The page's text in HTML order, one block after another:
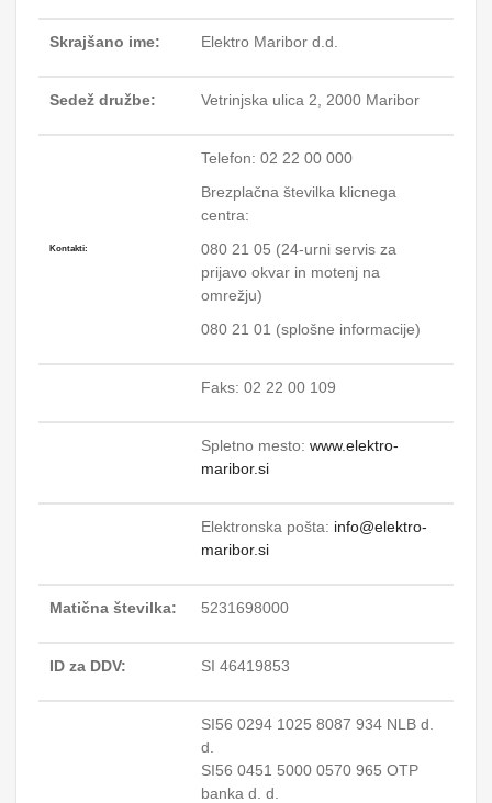
Skrajšano ime: Elektro Maribor d.d.
Sedež družbe: Vetrinjska ulica 2, 2000 Maribor
Kontakti:
Telefon: 02 22 00 000
Brezplačna številka klicnega
centra:
080 21 05 (24-urni servis za
prijavo okvar in motenj na
omrežju)
080 21 01 (splošne informacije)
Faks: 02 22 00 109
Spletno mesto: www.elektro-
maribor.si
Elektronska pošta: info@elektro-
maribor.si
Matična številka: 5231698000
ID za DDV: SI 46419853
SI56 0294 1025 8087 934 NLB d.
d.
SI56 0451 5000 0570 965 OTP
banka d. d.